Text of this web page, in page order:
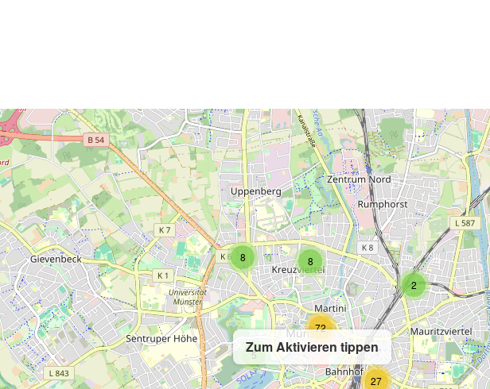
Zum Aktivieren tippen
2
8 8
27
5
72